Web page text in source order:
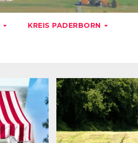
KREIS PADERBORN